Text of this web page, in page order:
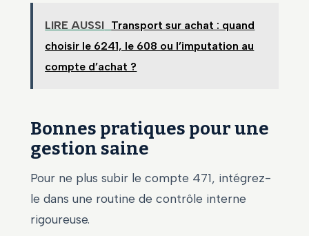
LIRE AUSSI Transport sur achat : quand
choisir le 6241, le 608 ou l’imputation au
compte d’achat ?
Bonnes pratiques pour une
gestion saine
Pour ne plus subir le compte 471, intégrez-
le dans une routine de contrôle interne
rigoureuse.